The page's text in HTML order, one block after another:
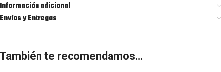
Información adicional
Envíos y Entregas
También te recomendamos…